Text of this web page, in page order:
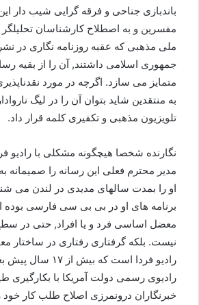
باندبازی جناحی و فرقه گرایی شیب دار
مفسرین و به اصطلاح کارشناسان
ملی مذهبی که عقبه روزنامه نگاری در
جمهوری اسلامی داشتند, آن را از بقیه
متمایز می سازد. اگرچه در مورد
به منتقدین شاید بتوان آن را در لیگ
تلویزیون مذهبی و تکفیری کلمه قرار داد.
نگارنده شخصا هیچگونه مشکلی با رادیو
مدیر محترم فعلی این رسانه را صمیمانه
او را بمدت سالهای مدیدی در لندن می
برنامه های او در بی بی سی فارسی بوده
معضل اساسی فرد و یا افراد, حتی در
نیست. بلکه گرفتاری رفتاری در ساختار
رادیو فردا است که
رادیوی رسمی دولت آمریکا با
خبرنگاران درونمرزی اصلاح طلب کار خود